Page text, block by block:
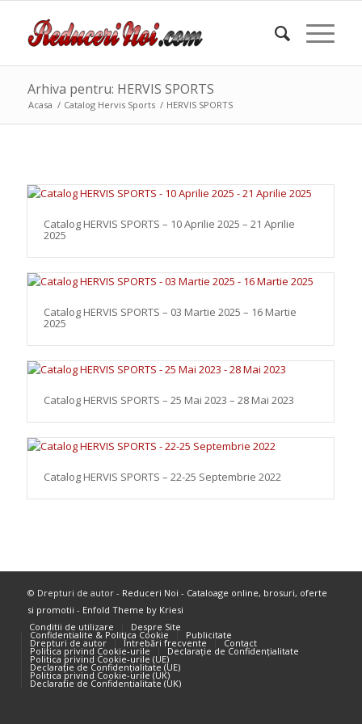
Arhiva pentru: HERVIS SPORTS
Acasa / Catalog Hervis Sports / HERVIS SPORTS
Catalog HERVIS SPORTS – 10 Aprilie 2025 – 21 Aprilie
2025
Catalog HERVIS SPORTS – 03 Martie 2025 – 16 Martie
2025
Catalog HERVIS SPORTS – 25 Mai 2023 – 28 Mai 2023
Catalog HERVIS SPORTS – 22-25 Septembrie 2022
© Drepturi de autor - Reduceri Noi - Cataloage online, brosuri, oferte
si promotii - Enfold Theme by Kriesi
Conditii de utilizare
Despre Site
Confidentialite & Politica Cookie Publicitate
Drepturi de autor Întrebări frecvente Contact
Politica privind Cookie-urile Declarație de Confidențialitate
Politica privind Cookie-urile (UE)
Declarație de Confidențialitate (UE)
Politica privind Cookie-urile (UK)
Declarație de Confidențialitate (UK)